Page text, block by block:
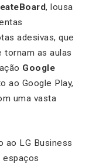
, lousa
adesivas, que
tornam as aulas
Google
ao Google Play,
uma vasta
ao LG Business
espaços